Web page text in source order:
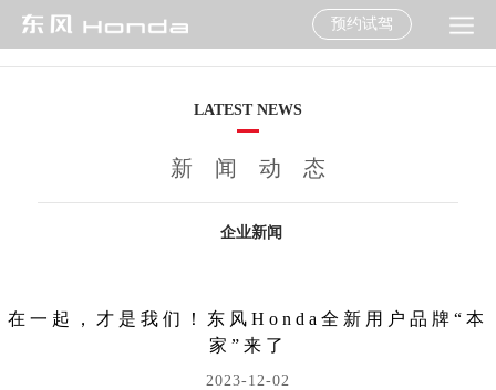
预约试驾
LATEST NEWS
新闻动态
企业新闻
在一起，才是我们！东风Honda全新用户品牌“本
家”来了
2023-12-02